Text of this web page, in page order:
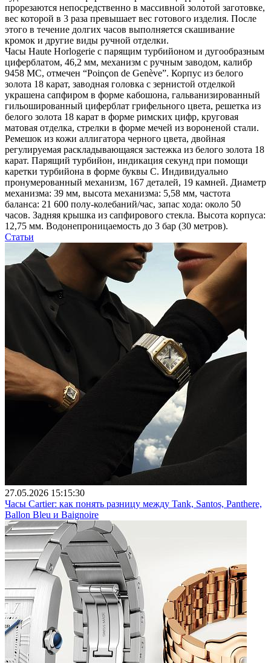
прорезаются непосредственно в массивной золотой заготовке,
вес которой в 3 раза превышает вес готового изделия. После
этого в течение долгих часов выполняется скашивание
кромок и другие виды ручной отделки.
Часы Haute Horlogerie с парящим турбийоном и дугообразным
циферблатом, 46,2 мм, механизм с ручным заводом, калибр
9458 MC, отмечен “Poinçon de Genève”. Корпус из белого
золота 18 карат, заводная головка с зернистой отделкой
украшена сапфиром в форме кабошона, гальванизированный
гильошированный циферблат грифельного цвета, решетка из
белого золота 18 карат в форме римских цифр, круговая
матовая отделка, стрелки в форме мечей из вороненой стали.
Ремешок из кожи аллигатора черного цвета, двойная
регулируемая раскладывающаяся застежка из белого золота 18
карат. Парящий турбийон, индикация секунд при помощи
каретки турбийона в форме буквы С. Индивидуально
пронумерованный механизм, 167 деталей, 19 камней. Диаметр
механизма: 39 мм, высота механизма: 5,58 мм, частота
баланса: 21 600 полу-колебаний/час, запас хода: около 50
часов. Задняя крышка из сапфирового стекла. Высота корпуса:
12,75 мм. Водонепроницаемость до 3 бар (30 метров).
Статьи
27.05.2026 15:15:30
Часы Cartier: как понять разницу между Tank, Santos, Panthere,
Ballon Bleu и Baignoire